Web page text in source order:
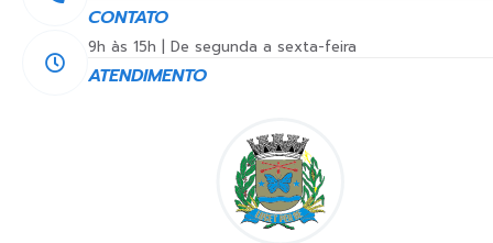
CONTATO
ATENDIMENTO
9h às 15h | De segunda a sexta-feira